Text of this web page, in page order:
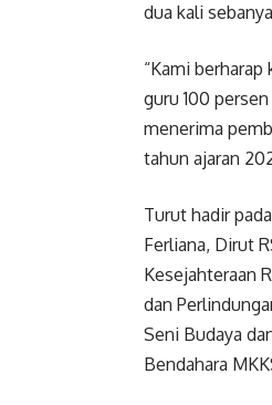
dua kali
“Kami
guru 100
menerima
tahun ajaran
Turut hadir
Ferliana, Dirut
Kesejahteraan
dan
Seni Budaya
Bendahara